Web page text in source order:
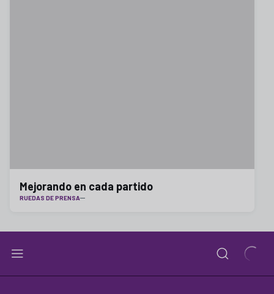
Mejorando en cada partido
RUEDAS DE PRENSA